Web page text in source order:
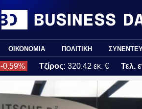
ΟΙΚΟΝΟΜΙΑ ΠΟΛΙΤΙΚΗ
-0.59% Τζίρος: 320.42 εκ. € Τελ.